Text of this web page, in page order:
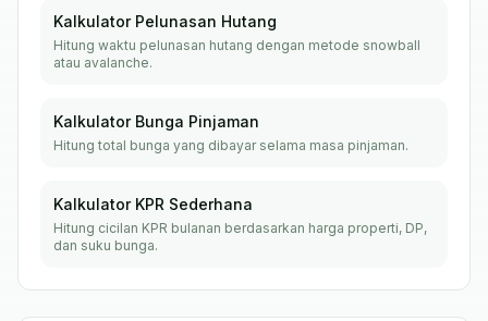
Kalkulator Pelunasan Hutang
Hitung waktu pelunasan hutang dengan metode snowball
atau avalanche.
Kalkulator Bunga Pinjaman
Hitung total bunga yang dibayar selama masa pinjaman.
Kalkulator KPR Sederhana
Hitung cicilan KPR bulanan berdasarkan harga properti, DP,
dan suku bunga.